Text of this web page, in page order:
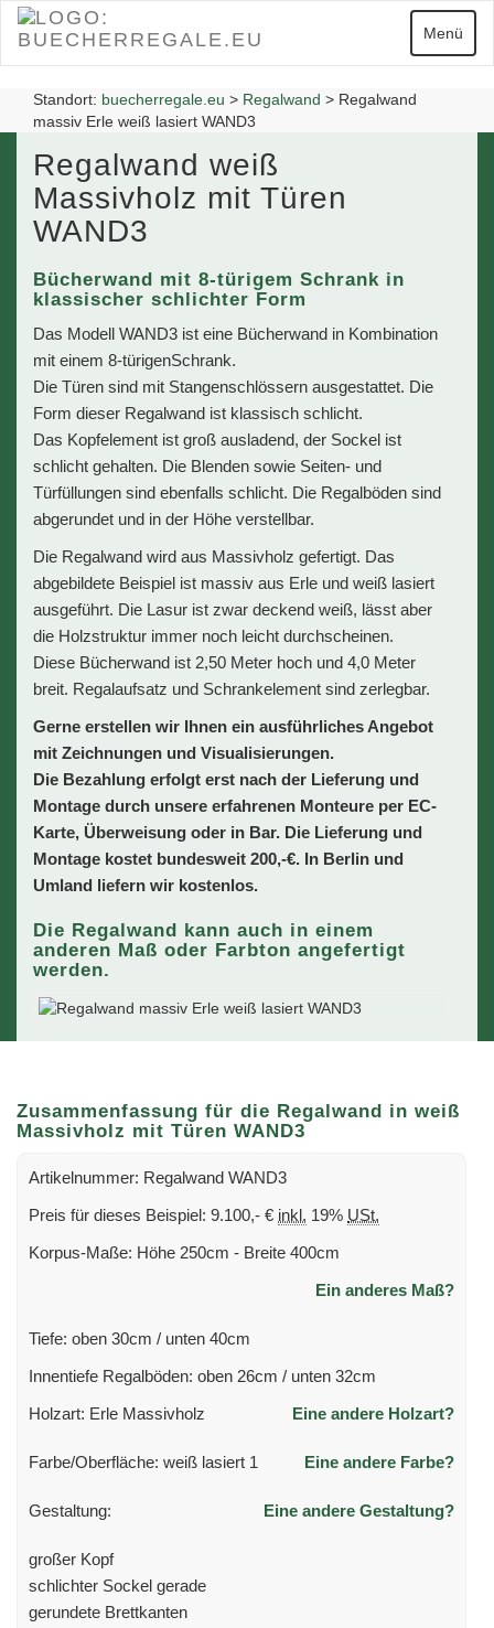
Zum
Hauptinhalt
Menü
Standort: buecherregale.eu > Regalwand > Regalwand
massiv Erle weiß lasiert WAND3
Regalwand weiß
Massivholz mit Türen
WAND3
Bücherwand mit 8-türigem Schrank in
klassischer schlichter Form
Das Modell WAND3 ist eine Bücherwand in Kombination
mit einem 8-türigenSchrank.
Die Türen sind mit Stangenschlössern ausgestattet. Die
Form dieser Regalwand ist klassisch schlicht.
Das Kopfelement ist groß ausladend, der Sockel ist
schlicht gehalten. Die Blenden sowie Seiten- und
Türfüllungen sind ebenfalls schlicht. Die Regalböden sind
abgerundet und in der Höhe verstellbar.
Die Regalwand wird aus Massivholz gefertigt. Das
abgebildete Beispiel ist massiv aus Erle und weiß lasiert
ausgeführt. Die Lasur ist zwar deckend weiß, lässt aber
die Holzstruktur immer noch leicht durchscheinen.
Diese Bücherwand ist 2,50 Meter hoch und 4,0 Meter
breit. Regalaufsatz und Schrankelement sind zerlegbar.
Gerne erstellen wir Ihnen ein ausführliches Angebot
mit Zeichnungen und Visualisierungen.
Die Bezahlung erfolgt erst nach der Lieferung und
Montage durch unsere erfahrenen Monteure per EC-
Karte, Überweisung oder in Bar. Die Lieferung und
Montage kostet bundesweit 200,-€. In Berlin und
Umland liefern wir kostenlos.
Die Regalwand kann auch in einem
anderen Maß oder Farbton angefertigt
werden.
Zusammenfassung für die Regalwand in weiß
Massivholz mit Türen WAND3
Artikelnummer: Regalwand WAND3
Preis für dieses Beispiel: 9.100,- € inkl. 19% USt.
Korpus-Maße: Höhe 250cm - Breite 400cm
Ein anderes Maß?
Tiefe: oben 30cm / unten 40cm
Innentiefe Regalböden: oben 26cm / unten 32cm
Holzart: Erle Massivholz
Eine andere Holzart?
Farbe/Oberfläche: weiß lasiert 1 Eine andere Farbe?
Gestaltung: Eine andere Gestaltung?
großer Kopf
schlichter Sockel gerade
gerundete Brettkanten